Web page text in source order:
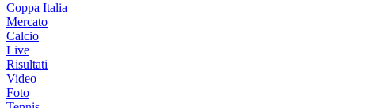
Coppa Italia
Mercato
Calcio
Live
Risultati
Video
Foto